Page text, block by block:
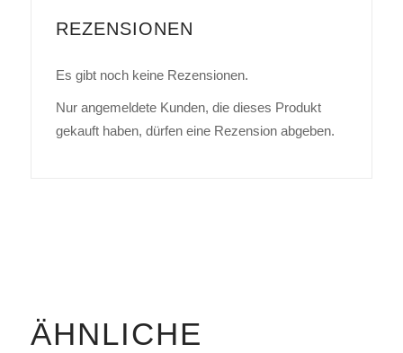
REZENSIONEN
Es gibt noch keine Rezensionen.
Nur angemeldete Kunden, die dieses Produkt
gekauft haben, dürfen eine Rezension abgeben.
ÄHNLICHE